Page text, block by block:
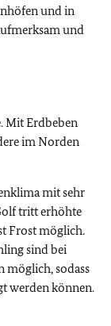
und in
und
Mit Erdbeben
im Norden
mit sehr
tritt erhöhte
Frost möglich.
sind bei
möglich, sodass
werden können.